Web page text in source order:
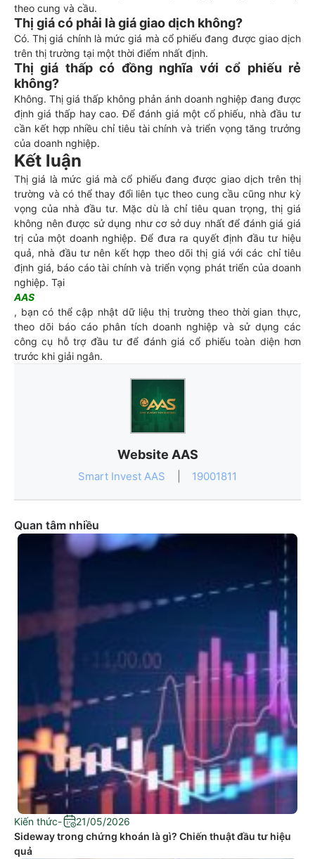
theo cung và cầu.
Thị giá có phải là giá giao dịch không?
Có. Thị giá chính là mức giá mà cổ phiếu đang được giao dịch
trên thị trường tại một thời điểm nhất định.
Thị giá thấp có đồng nghĩa với cổ phiếu rẻ
không?
Không. Thị giá thấp không phản ánh doanh nghiệp đang được
định giá thấp hay cao. Để đánh giá một cổ phiếu, nhà đầu tư
cần kết hợp nhiều chỉ tiêu tài chính và triển vọng tăng trưởng
của doanh nghiệp.
Kết luận
Thị giá là mức giá mà cổ phiếu đang được giao dịch trên thị
trường và có thể thay đổi liên tục theo cung cầu cũng như kỳ
vọng của nhà đầu tư. Mặc dù là chỉ tiêu quan trọng, thị giá
không nên được sử dụng như cơ sở duy nhất để đánh giá giá
trị của một doanh nghiệp. Để đưa ra quyết định đầu tư hiệu
quả, nhà đầu tư nên kết hợp theo dõi thị giá với các chỉ tiêu
định giá, báo cáo tài chính và triển vọng phát triển của doanh
nghiệp. Tại
AAS
, bạn có thể cập nhật dữ liệu thị trường theo thời gian thực,
theo dõi báo cáo phân tích doanh nghiệp và sử dụng các
công cụ hỗ trợ đầu tư để đánh giá cổ phiếu toàn diện hơn
trước khi giải ngân.
Website AAS
Smart Invest AAS 19001811
Quan tâm nhiều
Kiến thức-
21/05/2026
Sideway trong chứng khoán là gì? Chiến thuật đầu tư hiệu
quả